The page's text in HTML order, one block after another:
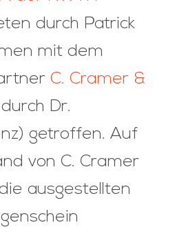
durch Patrick
mit dem
C. Cramer &
Dr.
getroffen. Auf
von C. Cramer
ausgestellten